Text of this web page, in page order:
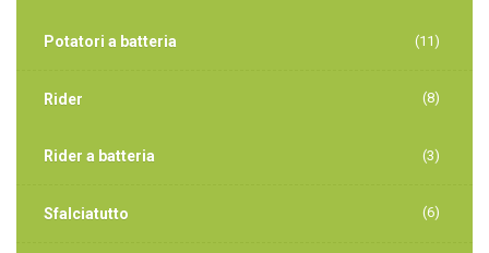
Potatori a batteria (11)
Rider (8)
Rider a batteria (3)
Sfalciatutto (6)